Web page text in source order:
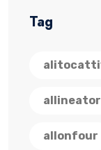
Tag
allonfour